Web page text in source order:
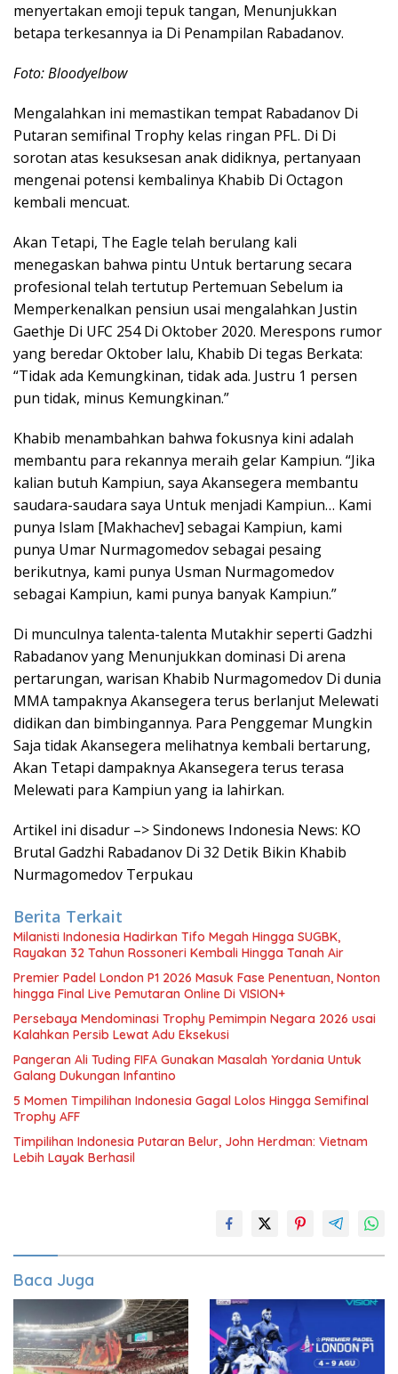
menyertakan emoji tepuk tangan, Menunjukkan
betapa terkesannya ia Di Penampilan Rabadanov.
Foto: Bloodyelbow
Mengalahkan ini memastikan tempat Rabadanov Di
Putaran semifinal Trophy kelas ringan PFL. Di Di
sorotan atas kesuksesan anak didiknya, pertanyaan
mengenai potensi kembalinya Khabib Di Octagon
kembali mencuat.
Akan Tetapi, The Eagle telah berulang kali
menegaskan bahwa pintu Untuk bertarung secara
profesional telah tertutup Pertemuan Sebelum ia
Memperkenalkan pensiun usai mengalahkan Justin
Gaethje Di UFC 254 Di Oktober 2020. Merespons rumor
yang beredar Oktober lalu, Khabib Di tegas Berkata:
“Tidak ada Kemungkinan, tidak ada. Justru 1 persen
pun tidak, minus Kemungkinan.”
Khabib menambahkan bahwa fokusnya kini adalah
membantu para rekannya meraih gelar Kampiun. “Jika
kalian butuh Kampiun, saya Akansegera membantu
saudara-saudara saya Untuk menjadi Kampiun… Kami
punya Islam [Makhachev] sebagai Kampiun, kami
punya Umar Nurmagomedov sebagai pesaing
berikutnya, kami punya Usman Nurmagomedov
sebagai Kampiun, kami punya banyak Kampiun.”
Di munculnya talenta-talenta Mutakhir seperti Gadzhi
Rabadanov yang Menunjukkan dominasi Di arena
pertarungan, warisan Khabib Nurmagomedov Di dunia
MMA tampaknya Akansegera terus berlanjut Melewati
didikan dan bimbingannya. Para Penggemar Mungkin
Saja tidak Akansegera melihatnya kembali bertarung,
Akan Tetapi dampaknya Akansegera terus terasa
Melewati para Kampiun yang ia lahirkan.
Artikel ini disadur –> Sindonews Indonesia News: KO
Brutal Gadzhi Rabadanov Di 32 Detik Bikin Khabib
Nurmagomedov Terpukau
Berita Terkait
Milanisti Indonesia Hadirkan Tifo Megah Hingga SUGBK,
Rayakan 32 Tahun Rossoneri Kembali Hingga Tanah Air
Premier Padel London P1 2026 Masuk Fase Penentuan, Nonton
hingga Final Live Pemutaran Online Di VISION+
Persebaya Mendominasi Trophy Pemimpin Negara 2026 usai
Kalahkan Persib Lewat Adu Eksekusi
Pangeran Ali Tuding FIFA Gunakan Masalah Yordania Untuk
Galang Dukungan Infantino
5 Momen Timpilihan Indonesia Gagal Lolos Hingga Semifinal
Trophy AFF
Timpilihan Indonesia Putaran Belur, John Herdman: Vietnam
Lebih Layak Berhasil
Baca Juga